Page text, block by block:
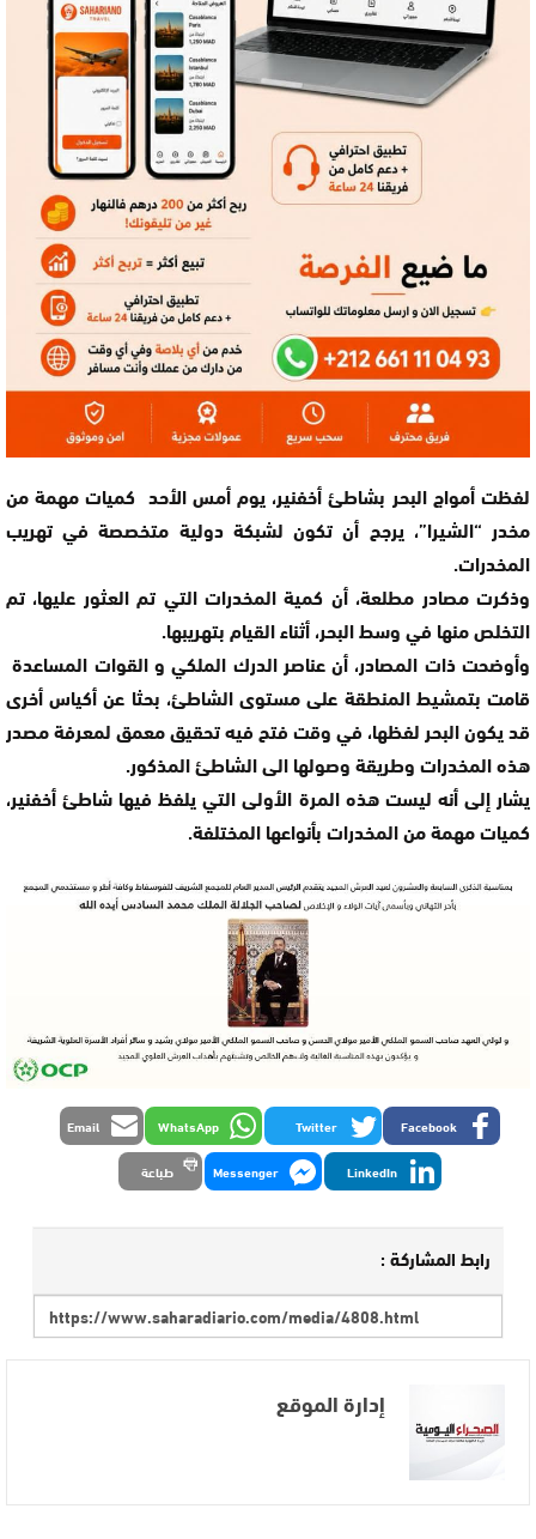
لفظت أمواج البحر بشاطئ أخفنير، يوم أمس الأحد كميات مهمة من
مخدر “الشيرا”، يرجح أن تكون لشبكة دولية متخصصة في تهريب
المخدرات.
وذكرت مصادر مطلعة، أن كمية المخدرات التي تم العثور عليها، تم
التخلص منها في وسط البحر، أثناء القيام بتهريبها.
وأوضحت ذات المصادر، أن عناصر الدرك الملكي و القوات المساعدة
قامت بتمشيط المنطقة على مستوى الشاطئ، بحثا عن أكياس أخرى
قد يكون البحر لفظها، في وقت فتح فيه تحقيق معمق لمعرفة مصدر
هذه المخدرات وطريقة وصولها الى الشاطئ المذكور.
يشار إلى أنه ليست هذه المرة الأولى التي يلفظ فيها شاطئ أخفنير،
كميات مهمة من المخدرات بأنواعها المختلفة.
Facebook
Twitter
WhatsApp
Email
LinkedIn
Messenger طباعة
رابط المشاركة :
إدارة الموقع